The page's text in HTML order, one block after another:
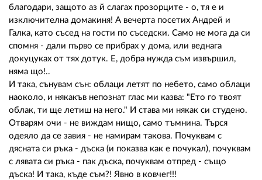
благодари, защото аз й слагах прозорците - о, тя е и
изключителна домакиня! А вечерта посетих Андрей и
Галка, като съсед на гости по съседски. Само не мога да си
спомня - дали първо се прибрах у дома, или веднага
докуцуках от тях дотук. Е, добра нужда съм извършил,
няма що!..
И така, сънувам сън: облаци летят по небето, само облаци
наоколо, и някакъв непознат глас ми казва: "Ето го твоят
облак, ти ще летиш на него." И става ми някак си студено.
Отварям очи - не виждам нищо, само тъмнина. Търся
одеяло да се завия - не намирам такова. Почуквам с
дясната си ръка - дъска (и показва как е почукал), почуквам
с лявата си ръка - пак дъска, почуквам отпред - също
дъска! И така, къде съм?! Явно в ковчег!!!